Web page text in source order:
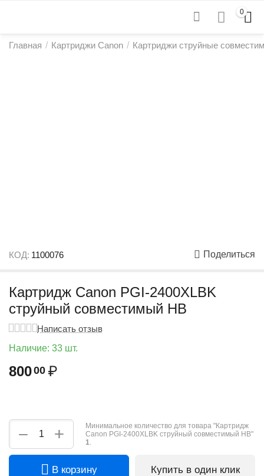
0
Главная / Картриджи Canon / Картриджи струйные
КОД: 1100076 Поделиться
Картридж Canon PGI-2400XLBK
струйный совместимый HB
Написать отзыв
Наличие: 33 шт.
80000 ₽
+
−
Минимальное количество для товара "Картридж
Canon PGI-2400XLBK струйный совместимый HB"
1.
В корзину Купить в один клик